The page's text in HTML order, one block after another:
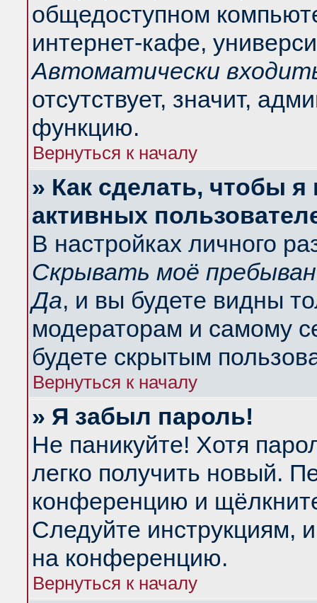
общедоступном
интернет-кафе,
Автоматически
отсутствует, значит,
функцию.
Вернуться к началу
» Как сделать, чтобы
активных
В настройках личного
Скрывать моё
Да, и вы будете видны
модераторам и самому
будете скрытым
Вернуться к началу
» Я забыл пароль!
Не паникуйте! Хотя
легко получить новый.
конференцию и
Следуйте инструкциям,
на конференцию.
Вернуться к началу